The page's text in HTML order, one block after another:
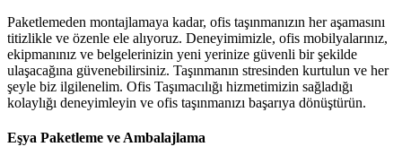
Paketlemeden montajlamaya kadar, ofis taşınmanızın her aşamasını
titizlikle ve özenle ele alıyoruz. Deneyimimizle, ofis mobilyalarınız,
ekipmanınız ve belgelerinizin yeni yerinize güvenli bir şekilde
ulaşacağına güvenebilirsiniz. Taşınmanın stresinden kurtulun ve her
şeyle biz ilgilenelim. Ofis Taşımacılığı hizmetimizin sağladığı
kolaylığı deneyimleyin ve ofis taşınmanızı başarıya dönüştürün.
Eşya Paketleme ve Ambalajlama